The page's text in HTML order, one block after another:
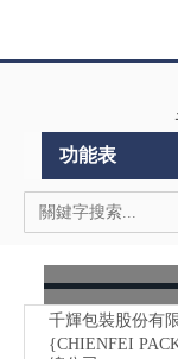
功能表
千輝包裝股份有
{CHIENFEI